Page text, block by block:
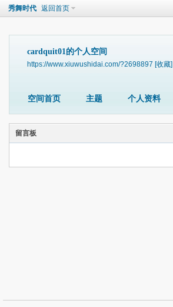
秀舞时代 返回首页
cardquit01的个人空间
https://www.xiuwushidai.com/?2698897 [收藏]
空间首页 主题 个人资料
留言板